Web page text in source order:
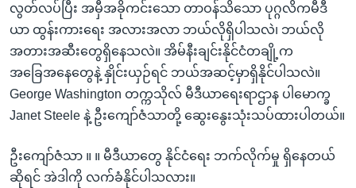
လွတ်လပ်ပြီး အမှီအခိုကင်းသော တာဝန်သိသော ပုဂ္ဂလိကမီဒီ
ယာ ထွန်းကားရေး အလားအလာ ဘယ်လိုရှိပါသလဲ၊ ဘယ်လို
အတားအဆီးတွေရှိနေသလဲ။ အိမ်နီးချင်းနိုင်ငံတချို့က
အခြေအနေတွေနဲ့ နှိုင်းယှဉ်ရင် ဘယ်အဆင့်မှာရှိနိုင်ပါသလဲ။
George Washington တက္ကသိုလ် မီဒီယာရေးရာဌာန ပါမောက္ခ
Janet Steele နဲ့ ဦးကျော်ဇံသာတို့ ဆွေးနွေးသုံးသပ်ထားပါတယ်။
ဦးကျော်ဇံသာ ။ ။ မီဒီယာတွေ နိုင်ငံရေး ဘက်လိုက်မှု ရှိနေတယ်
ဆိုရင် အဲဒါကို လက်ခံနိုင်ပါသလား။